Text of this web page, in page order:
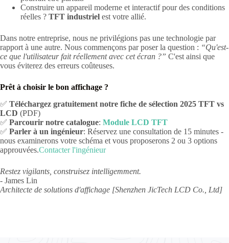
Construire un appareil moderne et interactif pour des conditions
réelles ? TFT industriel est votre allié.
Dans notre entreprise, nous ne privilégions pas une technologie par
rapport à une autre. Nous commençons par poser la question : “Qu'est-
ce que l'utilisateur fait réellement avec cet écran ?” C'est ainsi que
vous éviterez des erreurs coûteuses.
Prêt à choisir le bon affichage ?
✅ Téléchargez gratuitement notre fiche de sélection 2025 TFT vs
LCD (PDF)
✅ Parcourir notre catalogue: Module LCD TFT
✅ Parler à un ingénieur: Réservez une consultation de 15 minutes -
nous examinerons votre schéma et vous proposerons 2 ou 3 options
approuvées.Contacter l'ingénieur
Restez vigilants, construisez intelligemment.
- James Lin
Architecte de solutions d'affichage [Shenzhen JicTech LCD Co., Ltd]